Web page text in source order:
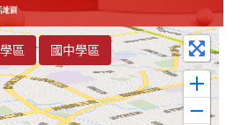
區 國中學區